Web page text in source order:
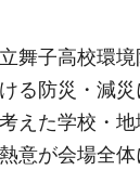
舞子高校環
る防災・減
えた学校・
意が会場全